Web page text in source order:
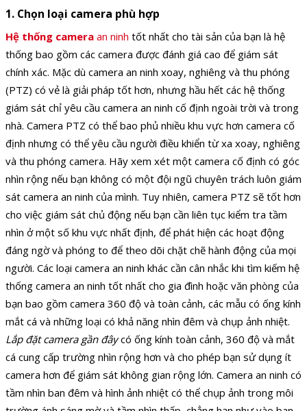
1. Chọn loại camera phù hợp
Hệ thống camera an ninh tốt nhất cho tài sản của bạn là hệ
thống bao gồm các camera được đánh giá cao để giám sát
chính xác. Mặc dù camera an ninh xoay, nghiêng và thu phóng
(PTZ) có vẻ là giải pháp tốt hơn, nhưng hầu hết các hệ thống
giám sát chỉ yêu cầu camera an ninh cố định ngoài trời và trong
nhà. Camera PTZ có thể bao phủ nhiều khu vực hơn camera cố
định nhưng có thể yêu cầu người điều khiển từ xa xoay, nghiêng
và thu phóng camera. Hãy xem xét một camera cố định có góc
nhìn rộng nếu bạn không có một đội ngũ chuyên trách luôn giám
sát camera an ninh của mình. Tuy nhiên, camera PTZ sẽ tốt hơn
cho việc giám sát chủ động nếu bạn cần liên tục kiểm tra tầm
nhìn ở một số khu vực nhất định, để phát hiện các hoạt động
đáng ngờ và phóng to để theo dõi chặt chẽ hành động của mọi
người. Các loại camera an ninh khác cần cân nhắc khi tìm kiếm hệ
thống camera an ninh tốt nhất cho gia đình hoặc văn phòng của
bạn bao gồm camera 360 độ và toàn cảnh, các mẫu có ống kính
mắt cá và những loại có khả năng nhìn đêm và chụp ảnh nhiệt.
Lắp đặt camera gần đâycó ống kính toàn cảnh, 360 độ và mắt
cá cung cấp trường nhìn rộng hơn và cho phép bạn sử dụng ít
camera hơn để giám sát không gian rộng lớn. Camera an ninh có
tầm nhìn ban đêm và hình ảnh nhiệt có thể chụp ảnh trong môi